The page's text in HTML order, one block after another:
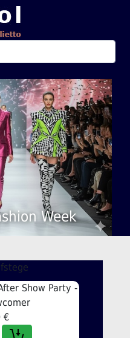
Week
Show Party -
€